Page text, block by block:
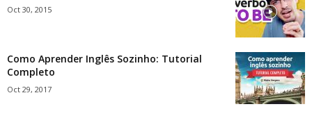
Oct 30, 2015
Como Aprender Inglês Sozinho: Tutorial
Completo
Oct 29, 2017